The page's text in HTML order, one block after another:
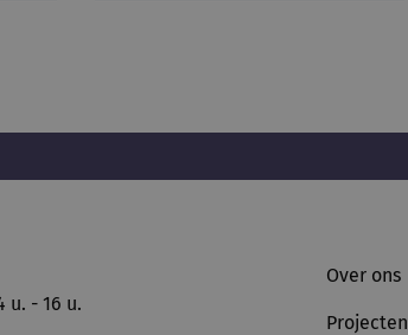
u. - 16 u.
Over ons
Projecten